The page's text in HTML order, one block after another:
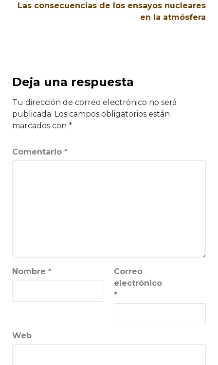
Las consecuencias de los ensayos nucleares
en la atmósfera
Deja una respuesta
Tu dirección de correo electrónico no será
publicada. Los campos obligatorios están
marcados con *
Comentario *
Nombre *
Correo
electrónico
*
Web